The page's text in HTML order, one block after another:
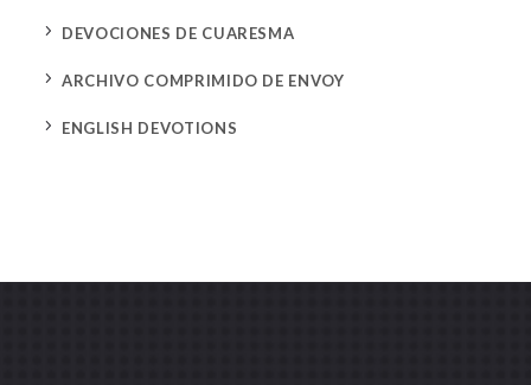
5 DEVOCIONES DE CUARESMA
5 ARCHIVO COMPRIMIDO DE ENVOY
5 ENGLISH DEVOTIONS